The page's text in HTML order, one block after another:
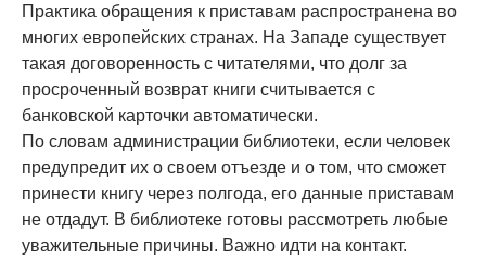
Практика обращения к приставам распространена во
многих европейских странах. На Западе существует
такая договоренность с читателями, что долг за
просроченный возврат книги считывается с
банковской карточки автоматически.
По словам администрации библиотеки, если человек
предупредит их о своем отъезде и о том, что сможет
принести книгу через полгода, его данные приставам
не отдадут. В библиотеке готовы рассмотреть любые
уважительные причины. Важно идти на контакт.